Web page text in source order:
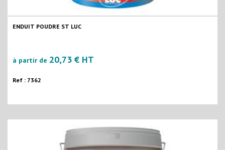
ENDUIT POUDRE ST LUC
à partir de 20,73 € HT
Ref : 7362